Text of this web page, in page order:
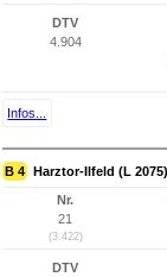
DTV
4.904
Infos...
B 4 Harztor-Ilfeld (L
Nr.
21
(3.422)
DTV